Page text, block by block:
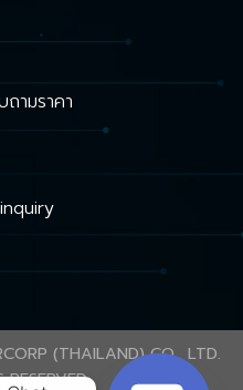
ามราคา
(THAILAND) CO., LTD.